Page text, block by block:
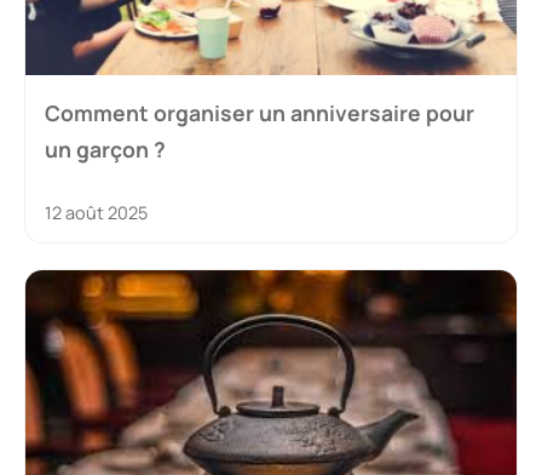
Comment organiser un anniversaire pour
un garçon ?
12 août 2025